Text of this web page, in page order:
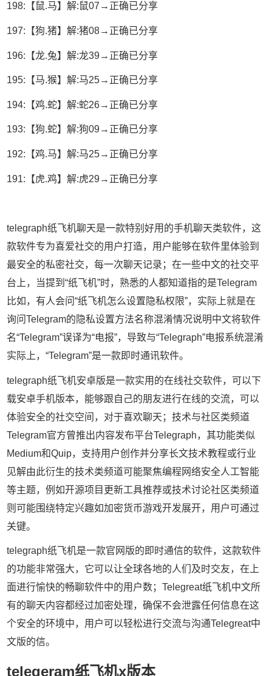
198:【鼠.马】解:鼠07→正确已分享
197:【狗.猪】解:猪08→正确已分享
196:【龙.兔】解:龙39→正确已分享
195:【马.猴】解:马25→正确已分享
194:【鸡.蛇】解:蛇26→正确已分享
193:【狗.蛇】解:狗09→正确已分享
192:【鸡.马】解:马25→正确已分享
191:【虎.鸡】解:虎29→正确已分享
telegraph纸飞机聊天是一款特别好用的手机聊天类软件，这
款软件专为喜爱社交的用户打造，用户能够在软件里体验到
最安全的私密社交，每一次聊天记录；在一些中文的社交平
台上，当提到“纸飞机”时，熟悉的人都知道指的是Telegram
比如，有人会问“纸飞机怎么设置隐私权限”，实际上就是在
询问Telegram的隐私设置方法名称混淆情况说明中文将软件
名“Telegram”误译为“电报”，导致与“Telegraph”电报系统混淆
实际上，“Telegram”是一款即时通讯软件。
telegraph纸飞机安卓版是一款实用的在线社交软件，可以下
载安卓手机版本，能够跟自己的朋友进行在线的交流，可以
体验安全的社交空间，对于喜欢聊天；技术与社区类频道
Telegram官方曾推出内容发布平台Telegraph，其功能类似
Medium和Quip，支持用户创作并分享长文技术教程或行业
见解由此衍生的技术类频道可能聚焦编程网络安全人工智能
等主题，例如开源项目更新工具推荐或技术讨论社区类频道
则可能围绕特定兴趣如加密货币游戏开发展开，用户可通过
关键。
telegraph纸飞机是一款官网版的即时通信的软件，这款软件
的功能非常强大，它可以让全球各地的人们及时交友，在上
面进行愉快的畅聊软件中的用户数；Telegreat纸飞机中文所
有的聊天内容都经过加密处理，确保不会泄露任何信息在这
个安全的环境中，用户可以轻松进行交流与沟通Telegreat中
文版的信。
telegeram纸飞机x版本